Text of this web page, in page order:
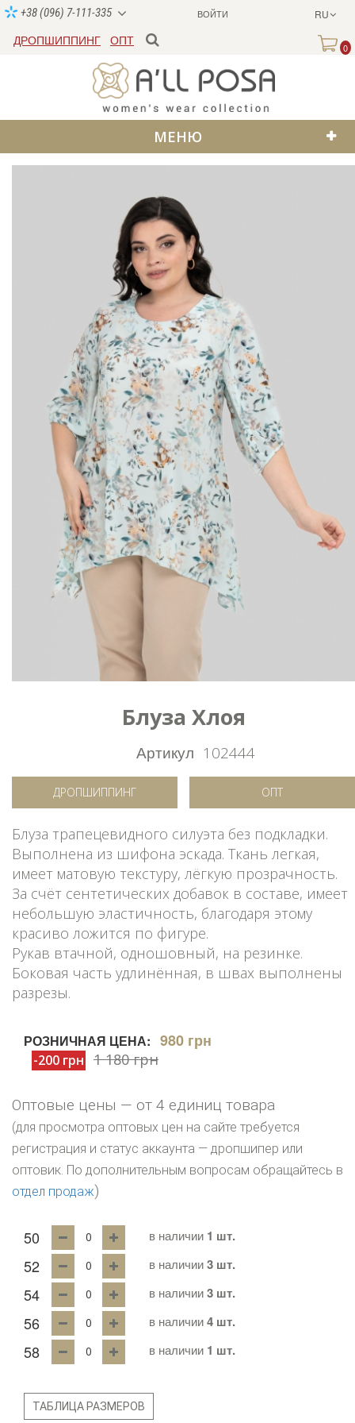
ВОЙТИ RU
+38 (096) 7-111-335
ДРОПШИППИНГ ОПТ
0
МЕНЮ
Блуза Хлоя
Артикул 102444
ДРОПШИППИНГ ОПТ
Блуза трапецевидного силуэта без подкладки.
Выполнена из шифона эскада. Ткань легкая,
имеет матовую текстуру, лёгкую прозрачность.
За счёт сентетических добавок в составе, имеет
небольшую эластичность, благодаря этому
красиво ложится по фигуре.
Рукав втачной, одношовный, на резинке.
Боковая часть удлинённая, в швах выполнены
разрезы.
РОЗНИЧНАЯ ЦЕНА: 980 грн
-200 грн 1 180 грн
Оптовые цены — от 4 единиц товара
(для просмотра оптовых цен на сайте требуется
регистрация и статус аккаунта — дропшипер или
оптовик. По дополнительным вопросам обращайтесь в
отдел продаж)
50 в наличии 1 шт.
52 в наличии3 шт.
54 в наличии3 шт.
56 в наличии4 шт.
58 в наличии 1 шт.
ТАБЛИЦА РАЗМЕРОВ